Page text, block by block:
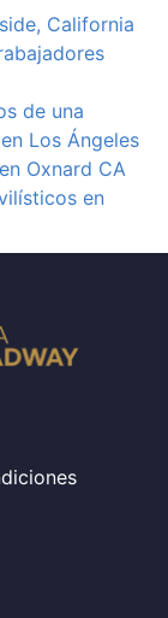
California
de una
Los Ángeles
Oxnard CA
en